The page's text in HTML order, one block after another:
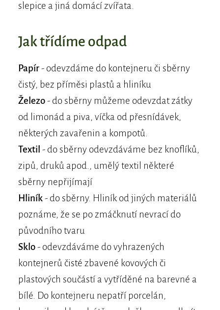
slepice a jiná domácí zvířata.
Jak třídíme odpad
Papír- odevzdáme do kontejneru či sběrny
čistý, bez příměsi plastů a hliníku
Železo- do sběrny můžeme odevzdat zátky
od limonád a piva, víčka od přesnídávek,
některých zavařenin a kompotů.
Textil - do sběrny odevzdáváme bez knoflíků,
zipů, druků apod., umělý textil některé
sběrny nepřijímají
Hliník- do sběrny. Hliník od jiných materiálů
poznáme, že se po zmáčknutí nevrací do
původního tvaru
Sklo- odevzdáváme do vyhrazených
kontejnerů čisté zbavené kovových či
plastových součástí a vytříděné na barevné a
bílé. Do kontejneru nepatří porcelán,